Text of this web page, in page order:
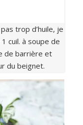
trop d’huile, je
cuil. à soupe de
de barrière et
du beignet.